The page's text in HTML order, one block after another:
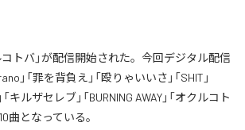
コトバ」が配信開始された。今回デジタル配信
」「罪を背負え」「殴りゃいいさ」「SHIT」
「キルザセレブ」「BURNING AWAY」「オクルコト
曲となっている。